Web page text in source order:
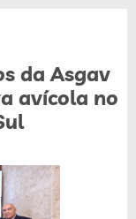
da Asgav
avícola no